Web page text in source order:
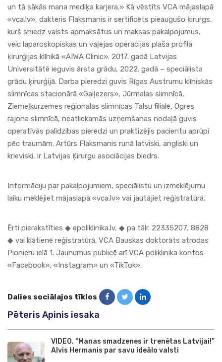
un tā sākās mana mediķa karjera.» Kā vēstīts VCA mājaslapā
«vca.lv», dakteris Flaksmanis ir sertificēts pieaugušo ķirurgs,
kurš sniedz valsts apmaksātus un maksas pakalpojumus,
veic laparoskopiskas un vaļējas operācijas plaša profila
ķirurģijas klīnikā «AIWA Clinic». 2017. gadā Latvijas
Universitātē ieguvis ārsta grādu, 2022. gadā – speciālista
grādu ķirurģijā. Darba pieredzi guvis Rīgas Austrumu klīniskās
slimnīcas stacionārā «Gaiļezers», Jūrmalas slimnīcā,
Ziemeļkurzemes reģionālās slimnīcas Talsu filiālē, Ogres
rajona slimnīcā, neatliekamās uzņemšanas nodaļā guvis
operatīvās palīdzības pieredzi un praktizējis pacientu aprūpi
pēc traumām. Artūrs Flaksmanis runā latviski, angliski un
krieviski, ir Latvijas Ķirurgu asociācijas biedrs.
Informāciju par pakalpojumiem, speciālistu un izmeklējumu
laiku meklējiet mājaslapā «vca.lv» vai jautājiet reģistratūrā.
Ērti pierakstīties ◆ epoliklinika.lv, ◆ pa tālr. 22335207, 8828
◆ vai klātienē reģistratūrā. VCA Bauskas doktorāts atrodas
Pionieru ielā 1. Jaunumus publicē arīVCA poliklinika kontos
«Facebook», «Instagram» un «TikTok».
Dalies sociālajos tīklos
Pēteris Apinis iesaka
VIDEO. “Manas smadzenes ir trenētas Latvijai!”
Alvis Hermanis par savu ideālo valsti